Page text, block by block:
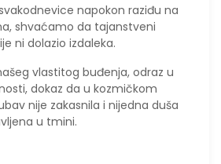
napokon raziđu na
shvaćamo da tajanstveni
ni dolazio izdaleka.
vlastitog buđenja, odraz u
dokaz da u kozmičkom
nije zakasnila i nijedna duša
u tmini.